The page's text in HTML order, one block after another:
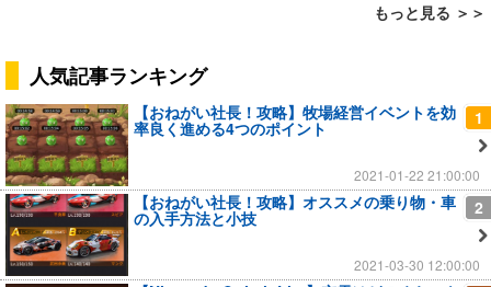
もっと見る ＞＞
人気記事ランキング
1
【おねがい社長！攻略】牧場経営イベントを効
率良く進める4つのポイント
2021-01-22 21:00:00
2
【おねがい社長！攻略】オススメの乗り物・車
の入手方法と小技
2021-03-30 12:00:00